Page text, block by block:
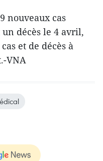
nouveaux cas
décès le 4 avril,
et de décès à
VNA